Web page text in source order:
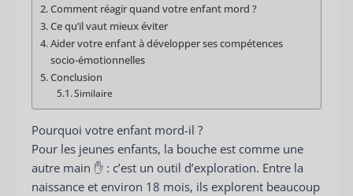
Comment réagir quand votre enfant mord ?
Ce qu’il vaut mieux éviter
Aider votre enfant à développer ses compétences
socio-émotionnelles
Conclusion
Similaire
Pourquoi votre enfant mord-il ?
Pour les jeunes enfants, la bouche est comme une
autre main ✋ : c’est un outil d’exploration. Entre la
naissance et environ 18 mois, ils explorent beaucoup